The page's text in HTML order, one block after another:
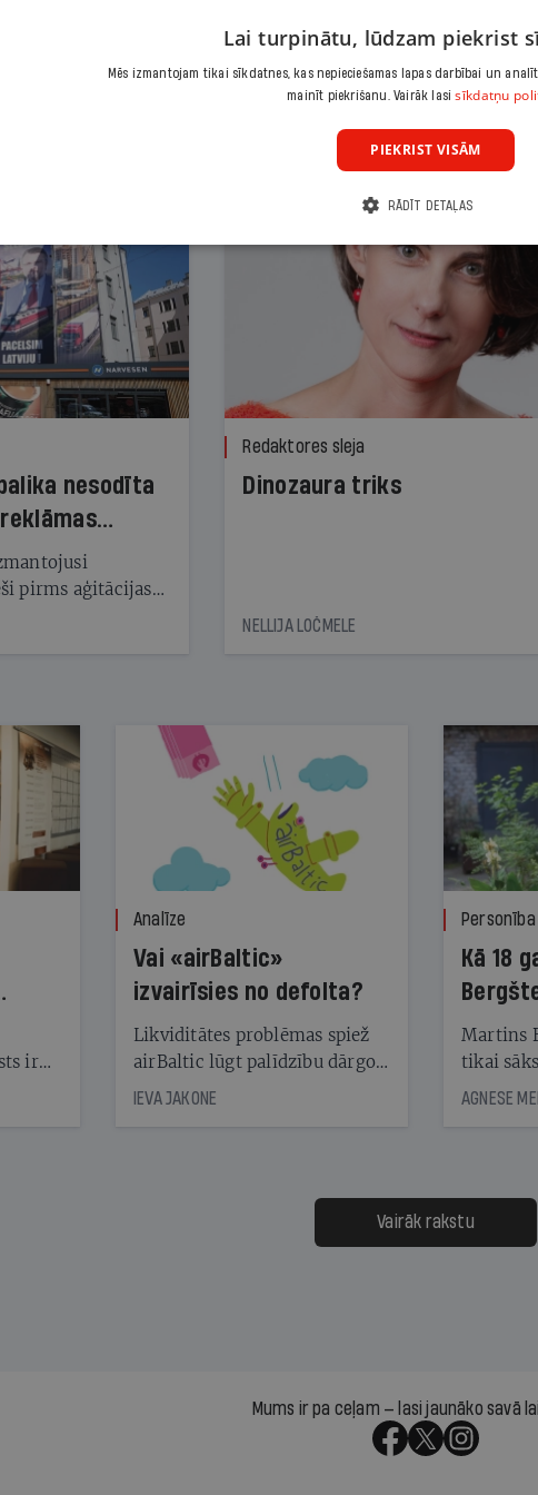
nesodīta
pirms aģitācijas
kas
Redaktores sleja
Dinozaura triks
NELLIJA LOČMELE
ir
Analīze
Vai «airBaltic»
izvairīsies no defolta?
Likviditātes problēmas spiež
airBaltic lūgt palīdzību dārgo
obligāciju turētājiem, taču
samaksāt augstos procentus,
kas jāpārskaita jau trīs dienas
pirms nākamās sapulces
IEVA JAKONE
Personība
Kā 18
laika
Martins
tikai
bet viņa
uzcītīga
atbalsts
AGNESE
Vairāk rakstu
Mums ir pa ceļam — lasi jaunāko savā
Lai turpinātu, lūdzam piekrist
Mēs izmantojam tikai sīkdatnes, kas nepieciešamas lapas darbībai un
mainīt piekrišanu. Vairāk lasisīkdatņu
PIEKRIST VISĀM
RĀDĪT DETAĻAS